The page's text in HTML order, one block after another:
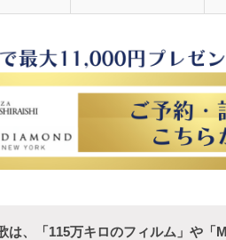
は、「115万キロのフィルム」や「